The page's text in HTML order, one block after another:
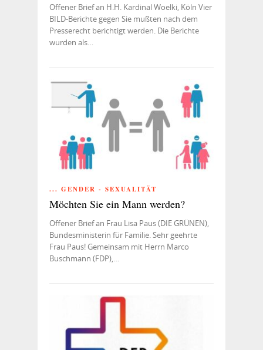
Offener Brief an H.H. Kardinal Woelki, Köln Vier
BILD-Berichte gegen Sie mußten nach dem
Presserecht berichtigt werden. Die Berichte
wurden als…
... GENDER - SEXUALITÄT
Möchten Sie ein Mann werden?
Offener Brief an Frau Lisa Paus (DIE GRÜNEN),
Bundesministerin für Familie. Sehr geehrte
Frau Paus! Gemeinsam mit Herrn Marco
Buschmann (FDP),…